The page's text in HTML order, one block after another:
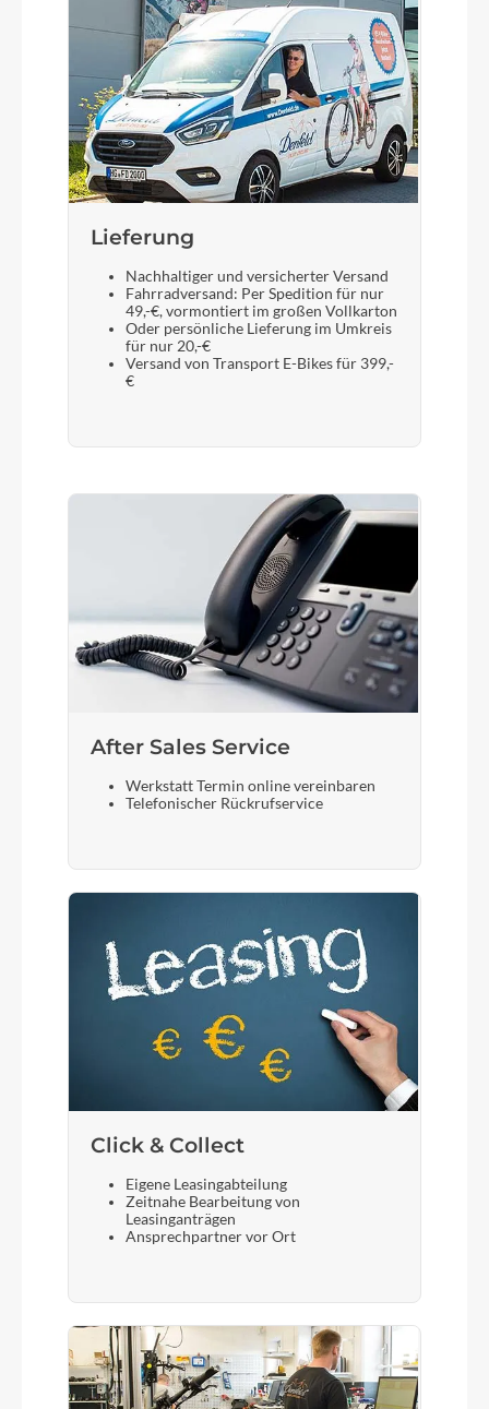
Sattelstütze
Aluminium Patent gefedert, Mod.Glide, schwarz
Lieferung
Nachhaltiger und versicherter Versand
Fahrradversand: Per Spedition für nur
49,-€, vormontiert im großen Vollkarton
Oder persönliche Lieferung im Umkreis
für nur 20,-€
Versand von Transport E-Bikes für 399,-
€
After Sales Service
Werkstatt Termin online vereinbaren
Telefonischer Rückrufservice
Click & Collect
Eigene Leasingabteilung
Zeitnahe Bearbeitung von
Leasinganträgen
Ansprechpartner vor Ort